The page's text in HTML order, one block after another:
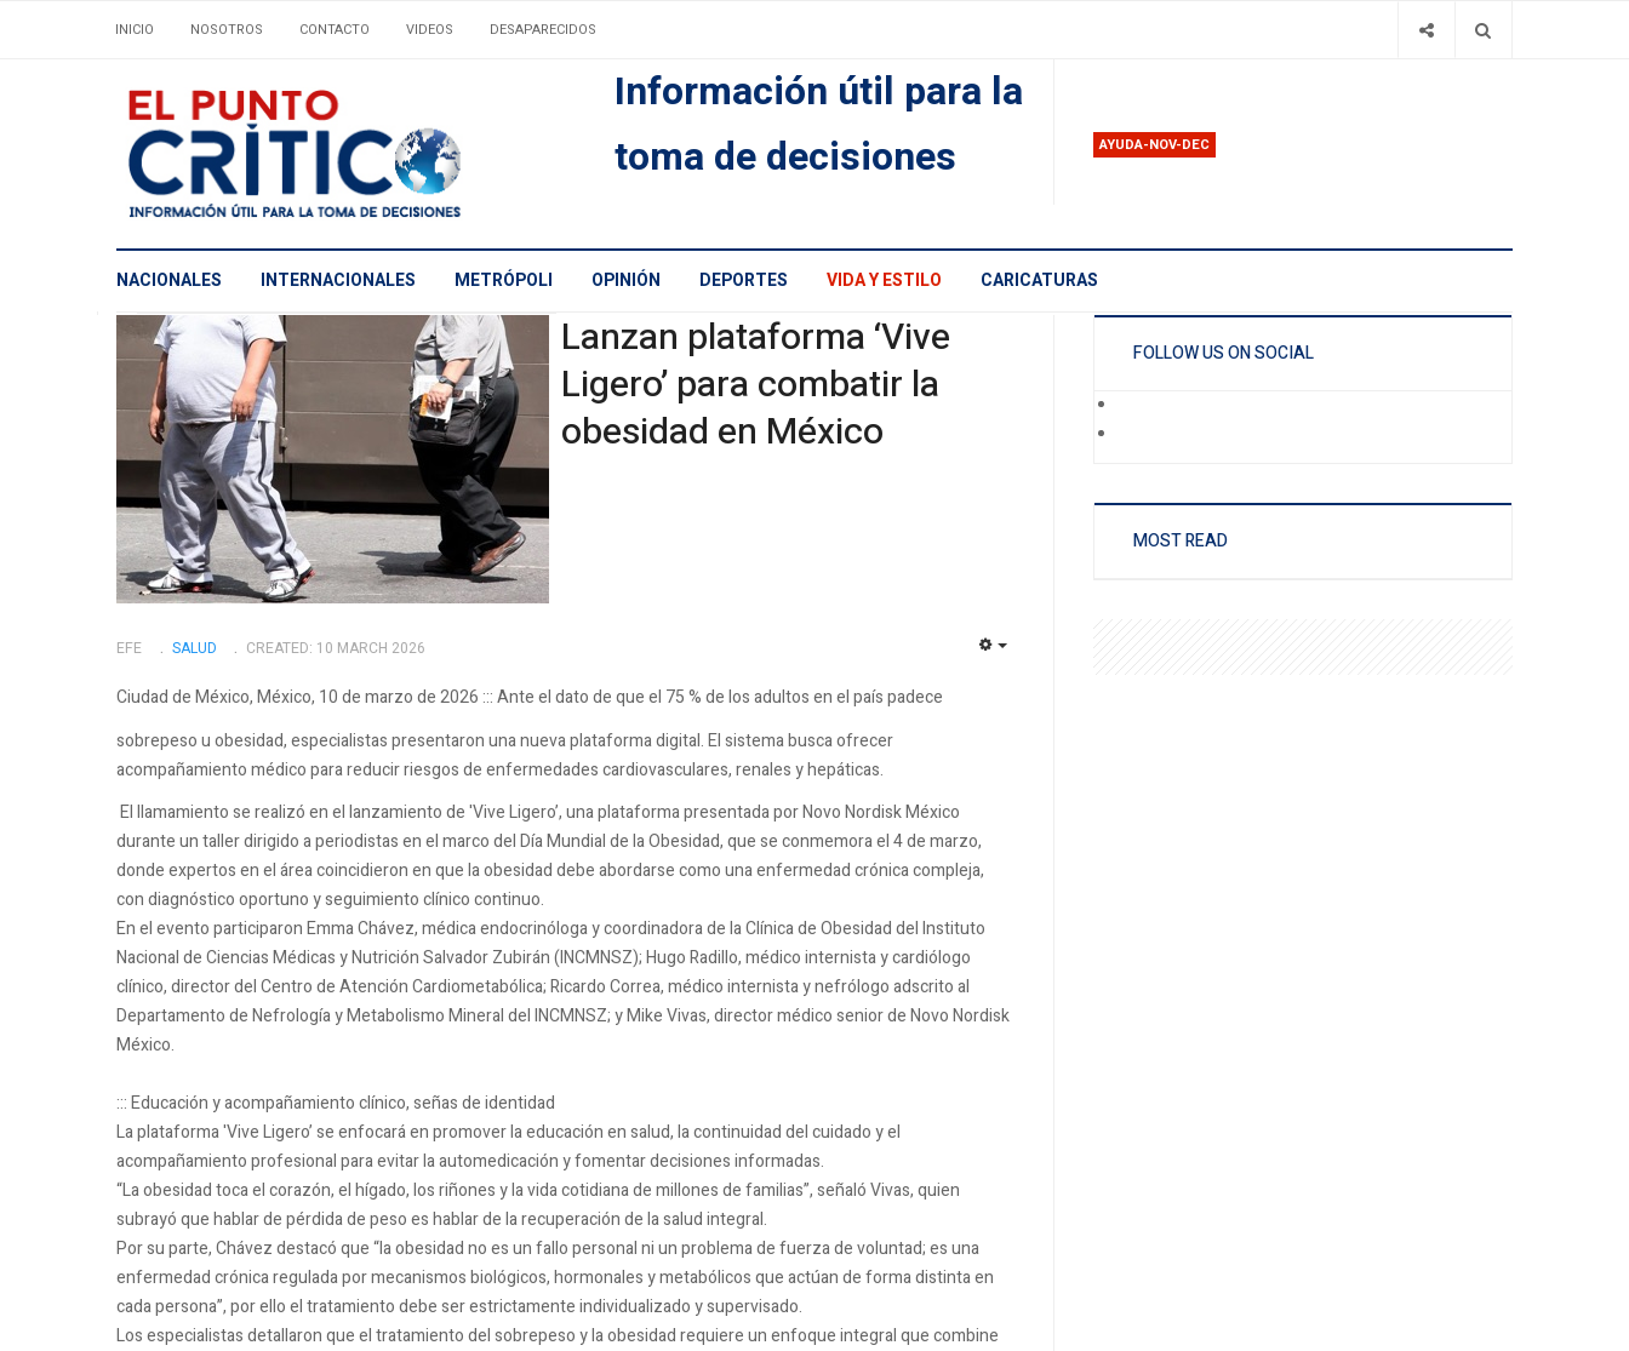
INICIO NOSOTROS CONTACTO VIDEOS DESAPARECIDOS
Información útil para la
toma de decisiones
AYUDA-NOV-DEC
NACIONALES INTERNACIONALES METRÓPOLI OPINIÓN DEPORTES VIDA Y ESTILO CARICATURAS
Lanzan plataforma ‘Vive
Ligero’ para combatir la
obesidad en México
EFE SALUD CREATED: 10 MARCH 2026
Ciudad de México, México, 10 de marzo de 2026 ::: Ante el dato de que el 75 % de los adultos en el país padece
sobrepeso u obesidad, especialistas presentaron una nueva plataforma digital. El sistema busca ofrecer
acompañamiento médico para reducir riesgos de enfermedades cardiovasculares, renales y hepáticas.
El llamamiento se realizó en el lanzamiento de 'Vive Ligero’, una plataforma presentada por Novo Nordisk México
durante un taller dirigido a periodistas en el marco del Día Mundial de la Obesidad, que se conmemora el 4 de marzo,
donde expertos en el área coincidieron en que la obesidad debe abordarse como una enfermedad crónica compleja,
con diagnóstico oportuno y seguimiento clínico continuo.
En el evento participaron Emma Chávez, médica endocrinóloga y coordinadora de la Clínica de Obesidad del Instituto
Nacional de Ciencias Médicas y Nutrición Salvador Zubirán (INCMNSZ); Hugo Radillo, médico internista y cardiólogo
clínico, director del Centro de Atención Cardiometabólica; Ricardo Correa, médico internista y nefrólogo adscrito al
Departamento de Nefrología y Metabolismo Mineral del INCMNSZ; y Mike Vivas, director médico senior de Novo Nordisk
México.
::: Educación y acompañamiento clínico, señas de identidad
La plataforma 'Vive Ligero’ se enfocará en promover la educación en salud, la continuidad del cuidado y el
acompañamiento profesional para evitar la automedicación y fomentar decisiones informadas.
“La obesidad toca el corazón, el hígado, los riñones y la vida cotidiana de millones de familias”, señaló Vivas, quien
subrayó que hablar de pérdida de peso es hablar de la recuperación de la salud integral.
Por su parte, Chávez destacó que “la obesidad no es un fallo personal ni un problema de fuerza de voluntad; es una
enfermedad crónica regulada por mecanismos biológicos, hormonales y metabólicos que actúan de forma distinta en
cada persona”, por ello el tratamiento debe ser estrictamente individualizado y supervisado.
Los especialistas detallaron que el tratamiento del sobrepeso y la obesidad requiere un enfoque integral que combine
FOLLOW US ON SOCIAL
MOST READ